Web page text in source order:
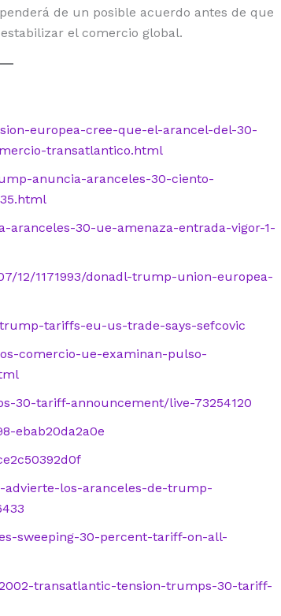
de un posible acuerdo antes de que
el comercio global.
europea-cree-que-el-arancel-del-30-
transatlantico.html
anuncia-aranceles-30-ciento-
30-ue-amenaza-entrada-vigor-1-
12/1171993/donadl-trump-union-europea-
tariffs-eu-us-trade-says-sefcovic
comercio-ue-examinan-pulso-
30-tariff-announcement/live-73254120
ebab20da2a0e
advierte-los-aranceles-de-trump-
sweeping-30-percent-tariff-on-all-
transatlantic-tension-trumps-30-tariff-